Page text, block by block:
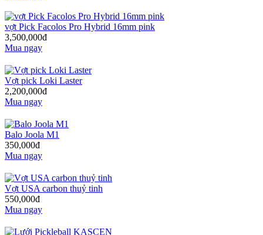
vợt Pick Facolos Pro Hybrid 16mm pink
3,500,000đ
Mua ngay
Vợt pick Loki Laster
2,200,000đ
Mua ngay
Balo Joola M1
350,000đ
Mua ngay
Vợt USA carbon thuỷ tinh
550,000đ
Mua ngay